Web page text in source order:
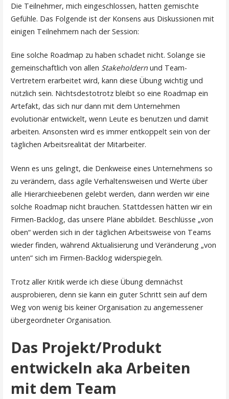
Die Teilnehmer, mich eingeschlossen, hatten gemischte
Gefühle. Das Folgende ist der Konsens aus Diskussionen mit
einigen Teilnehmern nach der Session:
Eine solche Roadmap zu haben schadet nicht. Solange sie
gemeinschaftlich von allen Stakeholdernund Team-
Vertretern erarbeitet wird, kann diese Übung wichtig und
nützlich sein. Nichtsdestotrotz bleibt so eine Roadmap ein
Artefakt, das sich nur dann mit dem Unternehmen
evolutionär entwickelt, wenn Leute es benutzen und damit
arbeiten. Ansonsten wird es immer entkoppelt sein von der
täglichen Arbeitsrealität der Mitarbeiter.
Wenn es uns gelingt, die Denkweise eines Unternehmens so
zu verändern, dass agile Verhaltensweisen und Werte über
alle Hierarchieebenen gelebt werden, dann werden wir eine
solche Roadmap nicht brauchen. Stattdessen hätten wir ein
Firmen-Backlog, das unsere Pläne abbildet. Beschlüsse „von
oben“ werden sich in der täglichen Arbeitsweise von Teams
wieder finden, während Aktualisierung und Veränderung „von
unten“ sich im Firmen-Backlog widerspiegeln.
Trotz aller Kritik werde ich diese Übung demnächst
ausprobieren, denn sie kann ein guter Schritt sein auf dem
Weg von wenig bis keiner Organisation zu angemessener
übergeordneter Organisation.
Das Projekt/Produkt
entwickeln aka Arbeiten
mit dem Team